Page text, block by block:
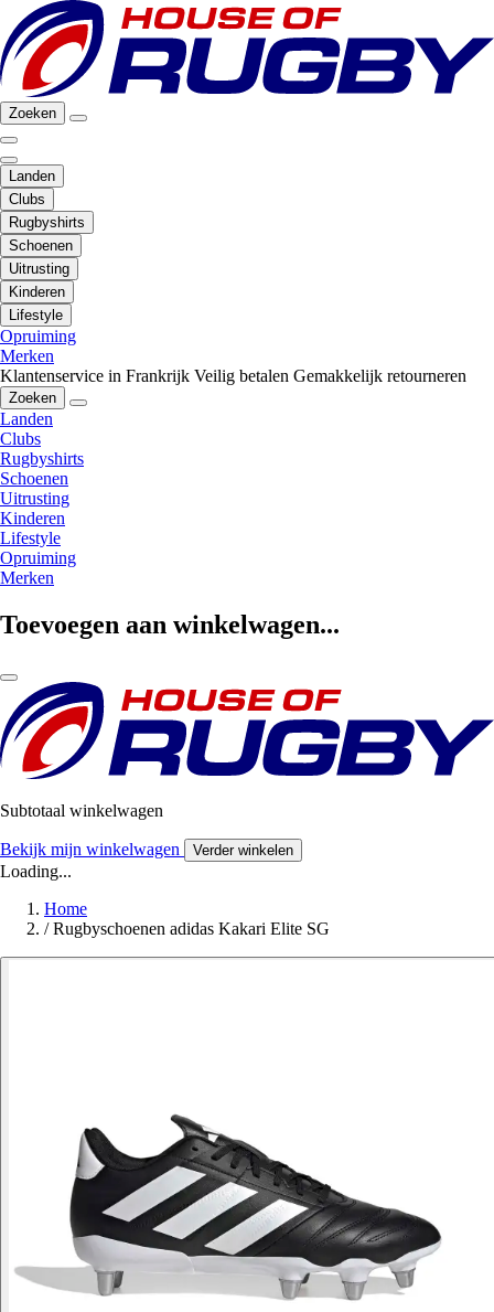
Zoeken
Landen
Clubs
Rugbyshirts
Schoenen
Uitrusting
Kinderen
Lifestyle
Opruiming
Merken
Klantenservice in Frankrijk Veilig betalen Gemakkelijk retourneren
Zoeken
Landen
Clubs
Rugbyshirts
Schoenen
Uitrusting
Kinderen
Lifestyle
Opruiming
Merken
Toevoegen aan winkelwagen...
Subtotaal winkelwagen
Bekijk mijn winkelwagen Verder winkelen
Loading...
Home
/ Rugbyschoenen adidas Kakari Elite SG